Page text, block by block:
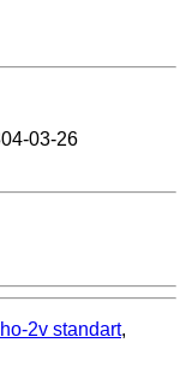
03-26
2v standart,